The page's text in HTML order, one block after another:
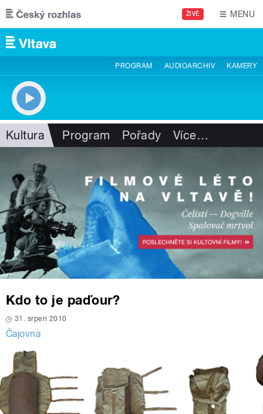
Přejít k hlavnímu obsahu
ŽIVĚ MENU
PROGRAM AUDIOARCHIV KAMERY
Kultura Program Pořady Více…
Kdo to je paďour?
31. srpen 2010
Čajovna